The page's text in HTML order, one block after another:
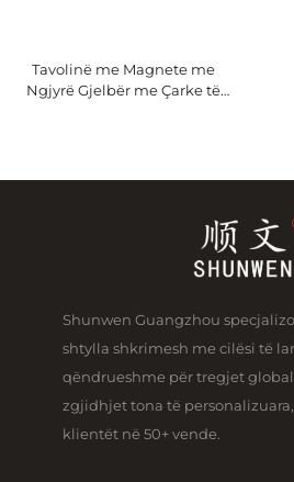
Tavolinë me Magnete me
Ngjyrë Gjelbër me Çarke të
Shunwen Guangzhou
shtylla shkrimesh me cilësi të
qëndrueshme për tregjet
zgjidhjet tona të
klientët në 50+ vende.